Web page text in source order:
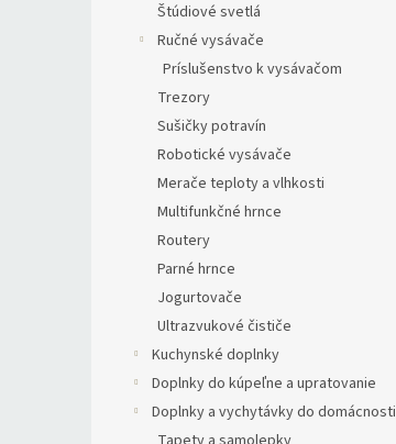
Štúdiové svetlá
Ručné vysávače
Príslušenstvo k vysávačom
Trezory
Sušičky potravín
Robotické vysávače
Merače teploty a vlhkosti
Multifunkčné hrnce
Routery
Parné hrnce
Jogurtovače
Ultrazvukové čističe
Kuchynské doplnky
Doplnky do kúpeľne a upratovanie
Doplnky a vychytávky do domácnosti